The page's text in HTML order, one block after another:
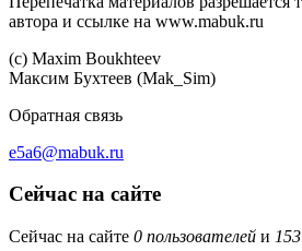
автора и ссылке на www.mabuk.ru
(c) Maхim Boukhteev
Максим Бухтеев (Mak_Sim)
Обратная связь
e5a6@mabuk.ru
Сейчас на сайте
Сейчас на сайте 0 пользователей и